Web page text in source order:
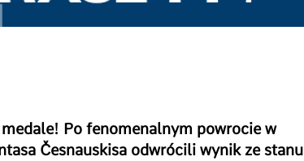
Po fenomenalnym powrocie w
Česnauskisa odwrócili wynik ze stanu